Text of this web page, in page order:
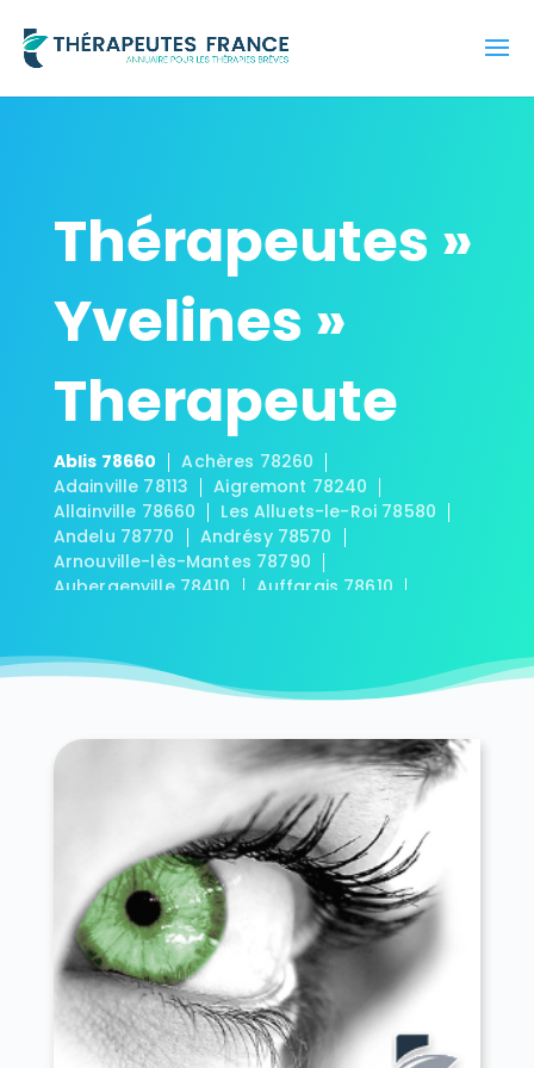
Thérapeutes »
Yvelines »
Therapeute
Ablis 78660
Achères 78260
Adainville 78113
Aigremont 78240
Allainville 78660
Les Alluets-le-Roi 78580
Andelu 78770
Andrésy 78570
Arnouville-lès-Mantes 78790
Aubergenville 78410
Auffargis 78610
Autouillet 78770
Bazainville 78550
Bazemont 78580
Béhoust 78910
Bennecourt 78270
Beynes 78650
Blaru 78270
Boinville-en-Mantois 78930
Boinville-le-Gaillard 78660
Boinvilliers 78200
Bois-d'Arcy 78390
Boissets 78910
La Boissière-École 78125
Boissy-Mauvoisin 78200
Boissy-sans-Avoir 78490
Bonnelles 78830
Bonnières-sur-Seine 78270
Bouafle 78410
Bougival 78380
Bourdonné 78113
Breuil-Bois-Robert 78930
Bréval 78980
Les Bréviaires 78610
Brueil-en-Vexin 78440
Buc 78530
Buchelay 78200
Bullion 78830
Carrières-sous-Poissy 78955